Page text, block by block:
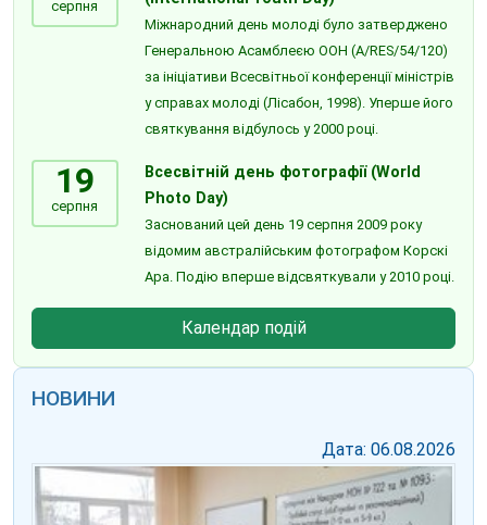
серпня
Міжнародний день молоді було затверджено
Генеральною Асамблеєю ООН (A/RES/54/120)
за ініціативи Всесвітньої конференції міністрів
у справах молоді (Лісабон, 1998). Уперше його
святкування відбулось у 2000 році.
19
серпня
Всесвітній день фотографії (World
Photo Day)
Заснований цей день 19 серпня 2009 року
відомим австралійським фотографом Корскі
Ара. Подію вперше відсвяткували у 2010 році.
Календар подій
НОВИНИ
Дата: 06.08.2026